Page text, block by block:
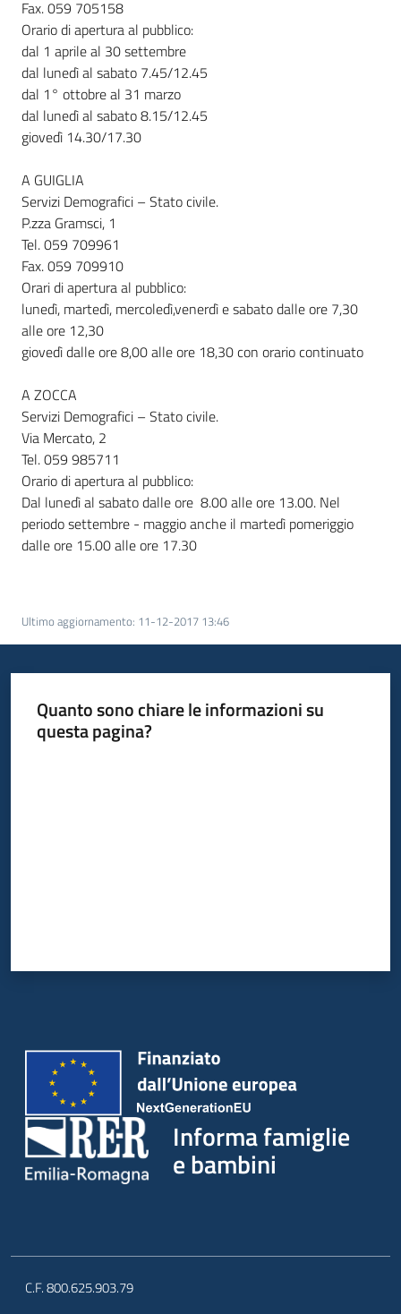
Fax. 059 705158
Orario di apertura al pubblico:
dal 1 aprile al 30 settembre
dal lunedì al sabato 7.45/12.45
dal 1° ottobre al 31 marzo
dal lunedì al sabato 8.15/12.45
giovedì 14.30/17.30
A GUIGLIA
Servizi Demografici – Stato civile.
P.zza Gramsci, 1
Tel. 059 709961
Fax. 059 709910
Orari di apertura al pubblico:
lunedì, martedì, mercoledì,venerdì e sabato dalle ore 7,30
alle ore 12,30
giovedì dalle ore 8,00 alle ore 18,30 con orario continuato
A ZOCCA
Servizi Demografici – Stato civile.
Via Mercato, 2
Tel. 059 985711
Orario di apertura al pubblico:
Dal lunedì al sabato dalle ore 8.00 alle ore 13.00. Nel
periodo settembre - maggio anche il martedì pomeriggio
dalle ore 15.00 alle ore 17.30
Ultimo aggiornamento: 11-12-2017 13:46
Quanto sono chiare le informazioni su
questa pagina?
Informa famiglie
e bambini
C.F. 800.625.903.79